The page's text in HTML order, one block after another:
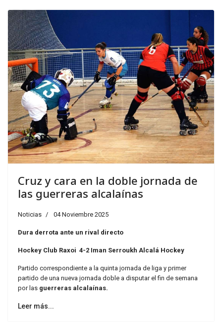
Cruz y cara en la doble jornada de
las guerreras alcalaínas
Noticias 04 Noviembre 2025
Dura derrota ante un rival directo
Hockey Club Raxoi 4-2 Iman Serroukh Alcalá Hockey
Partido correspondiente a la quinta jornada de liga y primer
partido de una nueva jornada doble a disputar el fin de semana
por las guerreras alcalaínas.
Leer más...